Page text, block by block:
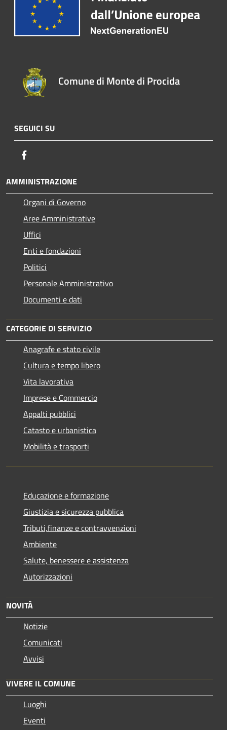
Comune di Monte di Procida
SEGUICI SU
AMMINISTRAZIONE
Organi di Governo
Aree Amministrative
Uffici
Enti e fondazioni
Politici
Personale Amministrativo
Documenti e dati
CATEGORIE DI SERVIZIO
Anagrafe e stato civile
Cultura e tempo libero
Vita lavorativa
Imprese e Commercio
Appalti pubblici
Catasto e urbanistica
Mobilità e trasporti
Educazione e formazione
Giustizia e sicurezza pubblica
Tributi,finanze e contravvenzioni
Ambiente
Salute, benessere e assistenza
Autorizzazioni
NOVITÀ
Notizie
Comunicati
Avvisi
VIVERE IL COMUNE
Luoghi
Eventi